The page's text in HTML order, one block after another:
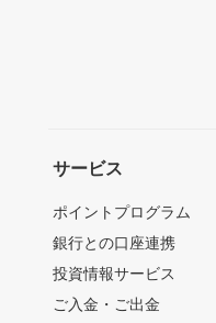
サービス
ポイントプログラム
銀行との口座連携
投資情報サービス
ご入金・ご出金